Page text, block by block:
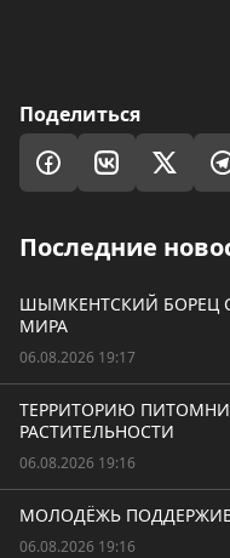
Поделиться
Последние
ШЫМКЕНТСКИЙ БОРЕЦ
МИРА
06.08.2026 19:17
ТЕРРИТОРИЮ
РАСТИТЕЛЬНОСТИ
06.08.2026 19:16
МОЛОДЁЖЬ
06.08.2026 19:16